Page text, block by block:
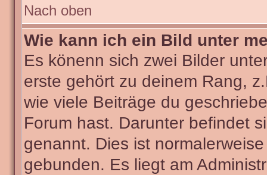
Nach oben
Wie kann ich ein Bild unter
Es könenn sich zwei Bilder
erste gehört zu deinem Rang,
wie viele Beiträge du
Forum hast. Darunter befindet
genannt. Dies ist
gebunden. Es liegt am